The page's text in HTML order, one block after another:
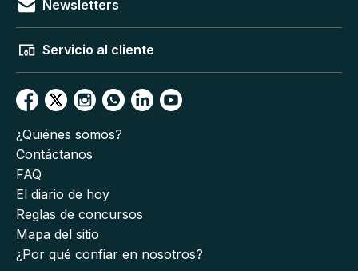
Newsletters
Servicio al cliente
¿Quiénes somos?
Contáctanos
FAQ
El diario de hoy
Reglas de concursos
Mapa del sitio
¿Por qué confiar en nosotros?